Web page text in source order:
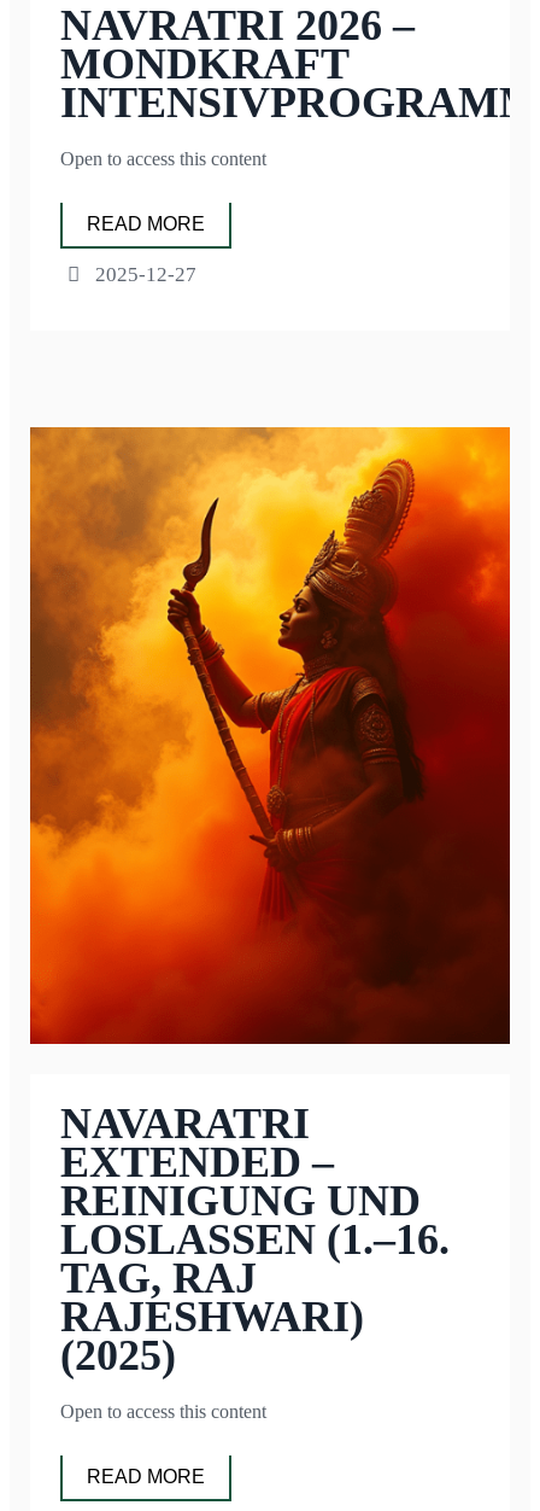
NAVRATRI 2026 –
MONDKRAFT
INTENSIVPROGRAMM
Open to access this content
READ MORE
2025-12-27
NAVARATRI
EXTENDED –
REINIGUNG UND
LOSLASSEN (1.–16.
TAG, RAJ
RAJESHWARI)
(2025)
Open to access this content
READ MORE